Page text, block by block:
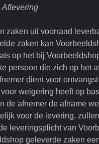
Aflevering
zaken uit voorraad
zaken kan
op het bij
persoon die zich op het
dient voor
weigering heeft op
de afnemer de afname
voor de levering,
leveringsplicht van
geleverde zaken